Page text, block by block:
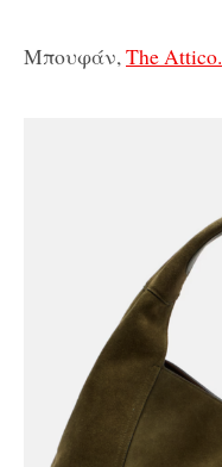
Μπουφάν,The Attico.